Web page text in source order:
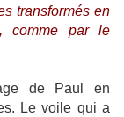
transformés en
comme par le
de Paul en
Le voile qui a